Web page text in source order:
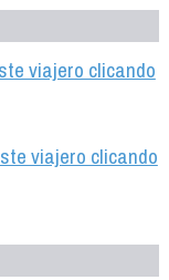
viajero clicando
viajero clicando